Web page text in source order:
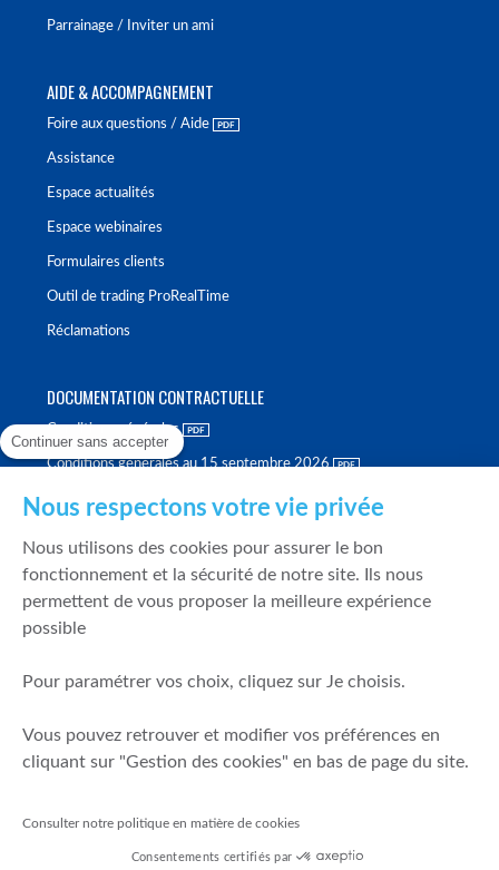
Parrainage / Inviter un ami
AIDE & ACCOMPAGNEMENT
Foire aux questions / Aide
Assistance
Espace actualités
Espace webinaires
Formulaires clients
Outil de trading ProRealTime
Réclamations
DOCUMENTATION CONTRACTUELLE
Conditions générales
Conditions générales au 15 septembre 2026
Politique de meilleure sélection
Politique de durabilité
Fonds de garantie des dépôts et de résolution
Mentions légales
Prévention de la fraude
Continuer sans accepter
Nous respectons votre vie privée
Nous utilisons des cookies pour assurer le bon
fonctionnement et la sécurité de notre site. Ils nous
permettent de vous proposer la meilleure expérience
possible
Pour paramétrer vos choix, cliquez sur Je choisis.
Vous pouvez retrouver et modifier vos préférences en
cliquant sur "Gestion des cookies" en bas de page du site.
Consulter notre politique en matière de cookies
Consentements certifiés par